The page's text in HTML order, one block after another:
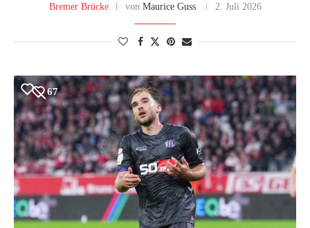
Bremer Brücke von Maurice Guss 2. Juli 2026
67